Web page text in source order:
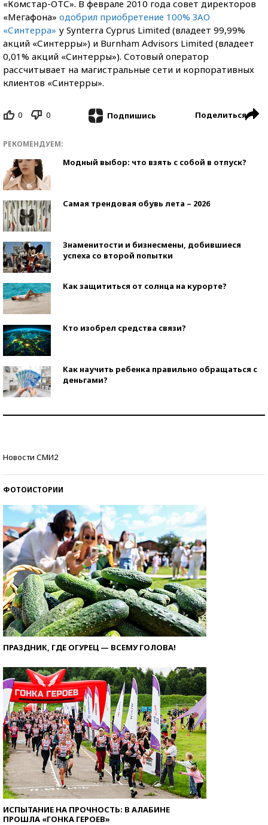
«Комстар-ОТС». В феврале 2010 года совет директоров
«Мегафона» одобрил приобретение 100% ЗАО
«Синтерра» у Synterra Cyprus Limited (владеет 99,99%
акций «Синтерры») и Burnham Advisors Limited (владеет
0,01% акций «Синтeрры»). Сотовый оператор
рассчитывает на магистральные сети и корпоративных
клиентов «Синтерры».
0 0 Подпишись Поделиться
РЕКОМЕНДУЕМ:
Модный выбор: что взять с собой в отпуск?
Самая трендовая обувь лета – 2026
Знаменитости и бизнесмены, добившиеся
успеха со второй попытки
Как защититься от солнца на курорте?
Кто изобрел средства связи?
Как научить ребенка правильно обращаться с
деньгами?
Новости СМИ2
ФОТОИСТОРИИ
ПРАЗДНИК, ГДЕ ОГУРЕЦ — ВСЕМУ ГОЛОВА!
ИСПЫТАНИЕ НА ПРОЧНОСТЬ: В АЛАБИНЕ
ПРОШЛА «ГОНКА ГЕРОЕВ»